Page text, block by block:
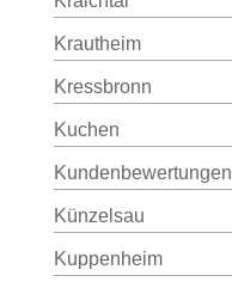
Krautheim
Kressbronn
Kuchen
Kundenbewertungen
Künzelsau
Kuppenheim